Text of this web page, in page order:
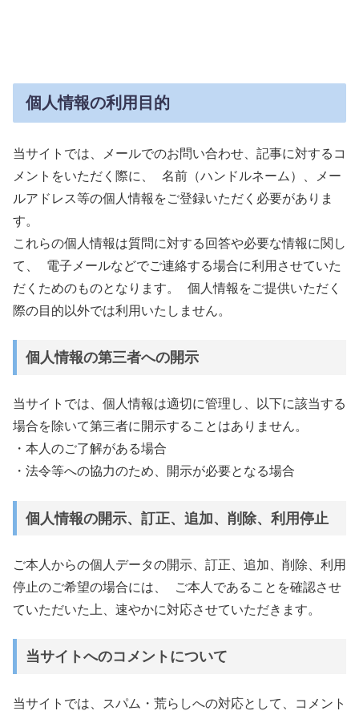
個人情報の利用目的
当サイトでは、メールでのお問い合わせ、記事に対するコ
メントをいただく際に、 名前（ハンドルネーム）、メー
ルアドレス等の個人情報をご登録いただく必要がありま
す。
これらの個人情報は質問に対する回答や必要な情報に関し
て、 電子メールなどでご連絡する場合に利用させていた
だくためのものとなります。 個人情報をご提供いただく
際の目的以外では利用いたしません。
個人情報の第三者への開示
当サイトでは、個人情報は適切に管理し、以下に該当する
場合を除いて第三者に開示することはありません。
・本人のご了解がある場合
・法令等への協力のため、開示が必要となる場合
個人情報の開示、訂正、追加、削除、利用停止
ご本人からの個人データの開示、訂正、追加、削除、利用
停止のご希望の場合には、 ご本人であることを確認させ
ていただいた上、速やかに対応させていただきます。
当サイトへのコメントについて
当サイトでは、スパム・荒らしへの対応として、コメント